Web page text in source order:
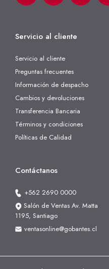
Servicio al cliente
Servicio al cliente
Preguntas frecuentes
Información de despacho
Cambios y devoluciones
Transferencia Bancaria
Términos y condiciones
Políticas de Calidad
Contáctanos
+562 2690 0000
Salón de Ventas Av. Matta
1195, Santiago
ventasonline@gobantes.cl